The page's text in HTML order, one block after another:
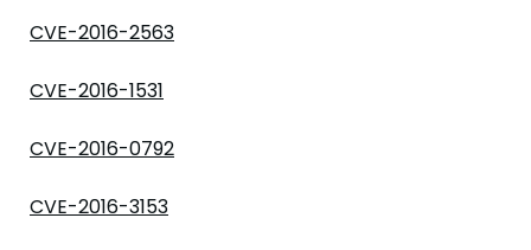
CVE-2016-2563
CVE-2016-1531
CVE-2016-0792
CVE-2016-3153